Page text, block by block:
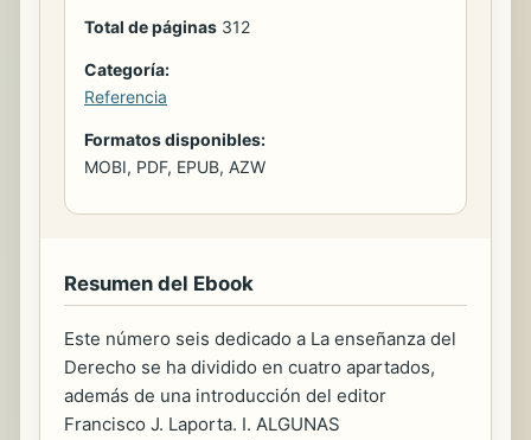
Total de páginas 312
Categoría:
Referencia
Formatos disponibles:
MOBI, PDF, EPUB, AZW
Resumen del Ebook
Este número seis dedicado a La enseñanza del
Derecho se ha dividido en cuatro apartados,
además de una introducción del editor
Francisco J. Laporta. I. ALGUNAS